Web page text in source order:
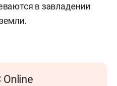
в завладении